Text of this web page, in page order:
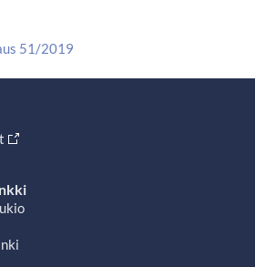
51/2019